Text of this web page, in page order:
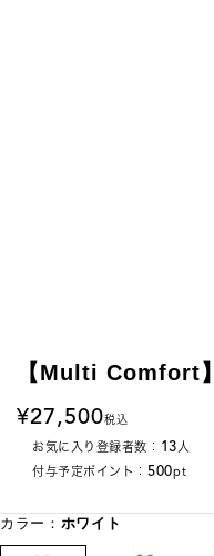
【Multi Comfort
27,500税込
お気に入り登録者数： 13人
付与予定ポイント： 500pt
カラー： ホワイト